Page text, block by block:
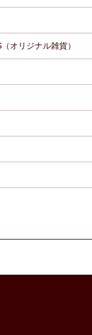
オリジナル雑貨）